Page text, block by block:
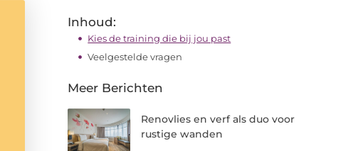
Inhoud:
Kies de training die bij jou past
Veelgestelde vragen
Meer Berichten
Renovlies en verf als duo voor
rustige wanden